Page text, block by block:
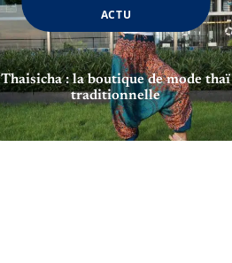
ACTU
Thaisicha : la boutique de mode thaï
traditionnelle